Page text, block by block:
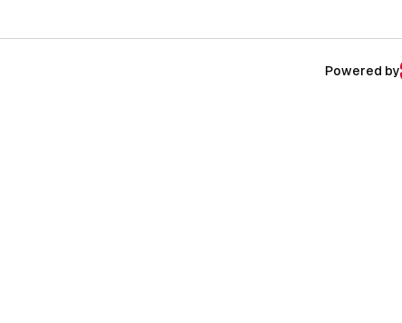
Powered by